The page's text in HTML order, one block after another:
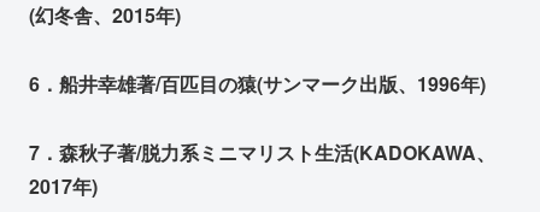
(幻冬舎、2015年)
6．船井幸雄著/百匹目の猿(サンマーク出版、1996年)
7．森秋子著/脱力系ミニマリスト生活(KADOKAWA、
2017年)